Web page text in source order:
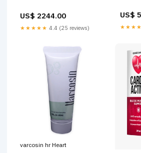
US$ 2244.00
★★★★★ 4.4 (25 reviews)
US$
varcosin hr Heart